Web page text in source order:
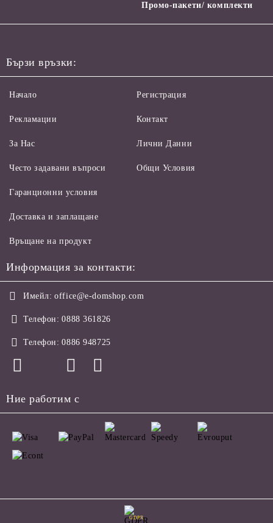
Промо-пакети/ комплекти
Бързи връзки:
Начало
Рекламации
За Нас
Често задавани въпроси
Регистрация
Контакт
Лични Данни
Общи Условия
Гаранционни условия
Доставка и заплащане
Връщане на продукт
Информация за контакти:
Имейл: office@e-domshop.com
Телефон: 0888 361826
Телефон: 0886 948725
Ние работим с
GDPR